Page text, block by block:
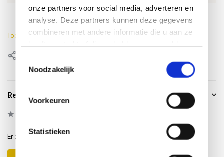
onze partners voor social media, adverteren en
analyse. Deze partners kunnen deze gegevens
combineren met andere informatie die u aan ze
Noodzakelijk
Voorkeuren
Statistieken
Hoogte 50,5 - 75 cm
Toon meer
Reviews
Er zijn nog geen reviews geschreven over dit product..